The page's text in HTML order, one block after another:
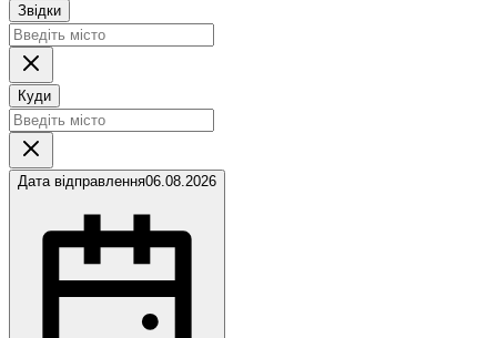
Звідки
Куди
Дата відправлення06.08.2026